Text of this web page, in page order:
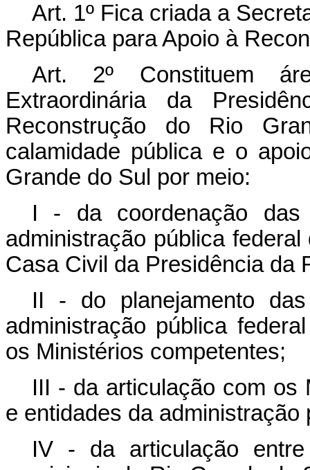
Art. 1º Fica criada a
República para Apoio à
Art. 2º Constituem
Extraordinária da
Reconstrução do Rio
calamidade pública e o
Grande do Sul por meio:
I - da coordenação
administração pública
Casa Civil da Presidência da
II - do planejamento
administração pública
os Ministérios competentes;
III - da articulação com os
e entidades da administração
IV - da articulação